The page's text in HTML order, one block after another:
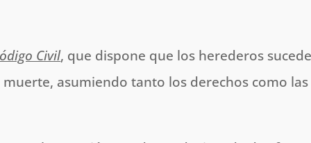
Civil, que dispone que los herederos
asumiendo tanto los derechos como las